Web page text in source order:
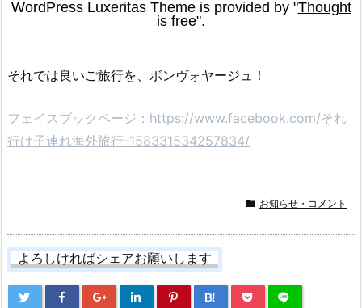
それでは良いご旅行を、ボンヴォヤージュ！
フェイスブックページ： https://www.facebook.com/それ
行け子連れ海外旅行-158331534257834/
お知らせ・コメント
よろしければシェアお願いします
B!